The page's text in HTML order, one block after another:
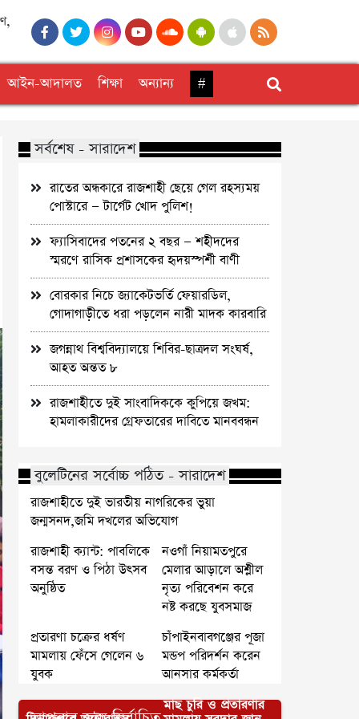
আইন-আদালত শিক্ষা অন্যান্য #
সর্বশেষ - সারাদেশ
রাতের অন্ধকারে রাজশাহী ছেয়ে গেল রহস্যময়
পোস্টারে — টার্গেট খোদ পুলিশ!
ফ্যাসিবাদের পতনের ২ বছর — শহীদদের
স্মরণে রাসিক প্রশাসকের হৃদয়স্পর্শী বাণী
বোরকার নিচে জ্যাকেটভর্তি ফেয়ারডিল,
গোদাগাড়ীতে ধরা পড়লেন নারী মাদক কারবারি
জগন্নাথ বিশ্ববিদ্যালয়ে শিবির-ছাত্রদল সংঘর্ষ,
আহত অন্তত ৮
রাজশাহীতে দুই সাংবাদিককে কুপিয়ে জখম:
হামলাকারীদের গ্রেফতারের দাবিতে মানববন্ধন
বুলেটিনের সর্বোচ্চ পঠিত - সারাদেশ
রাজশাহীতে দুই ভারতীয় নাগরিকের ভুয়া
জন্মসনদ,জমি দখলের অভিযোগ
রাজশাহী ক্যান্ট: পাবলিকে
বসন্ত বরণ ও পিঠা উৎসব
অনুষ্ঠিত
নওগাঁ নিয়ামতপুরে
মেলার আড়ালে অশ্লীল
নৃত্য পরিবেশন করে
নষ্ট করছে যুবসমাজ
প্রতারণা চক্রের ধর্ষণ
মামলায় ফেঁসে গেলেন ৬
যুবক
চাঁপাইনবাবগঞ্জের পূজা
মন্ডপ পরিদর্শন করেন
আনসার কর্মকর্তা
মাছ চুরি ও প্রতারণার